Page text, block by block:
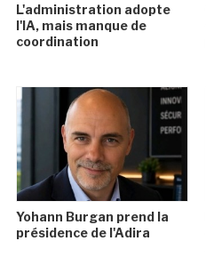
L'administration adopte
l'IA, mais manque de
coordination
Yohann Burgan prend la
présidence de l'Adira